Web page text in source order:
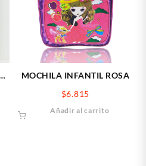
MOCHILA INFANTIL ROSA
$6.815
Añadir al carrito